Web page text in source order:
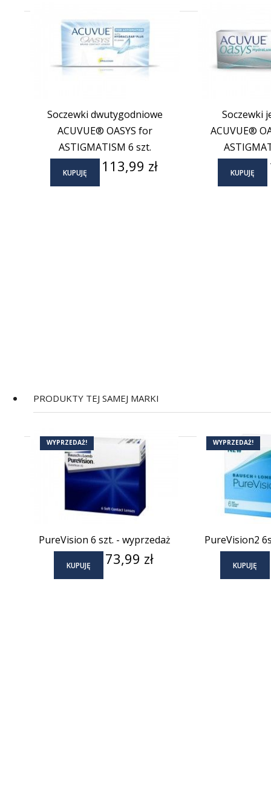
Soczewki dwutygodniowe
ACUVUE® OASYS for
ASTIGMATISM 6 szt.
KUPUJĘ Cena
113,99 zł
Soczewki
ACUVUE®
KUPUJĘ
PRODUKTY TEJ SAMEJ MARKI
PureVision 6 szt. - wyprzedaż
KUPUJĘ Cena
73,99 zł
WYPRZEDAŻ!
PureVision2
KUPUJĘ
WYPRZEDAŻ!